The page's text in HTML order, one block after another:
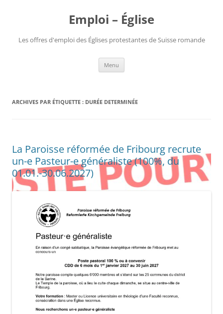
Emploi – Église
Les offres d'emploi des Églises protestantes de Suisse romande
Menu
ARCHIVES PAR ÉTIQUETTE : DURÉE DETERMINÉE
La Paroisse réformée de Fribourg recrute
un-e Pasteur-e généraliste (100%, du
01.01.-30.06.2027)